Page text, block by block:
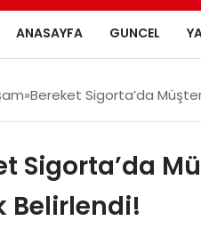
ANASAYFA GUNCEL
Bereket Sigorta’da
Sigorta’da
Belirlendi!